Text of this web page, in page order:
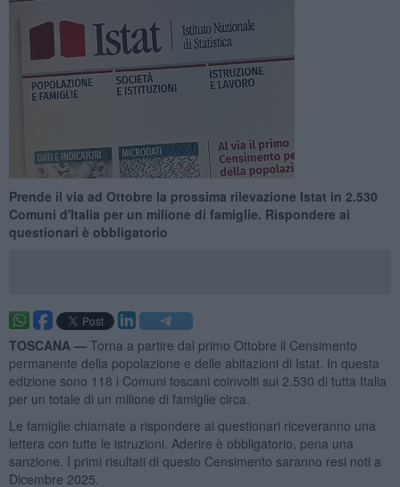
Prende il via ad Ottobre la prossima rilevazione Istat in 2.530
Comuni d'Italia per un milione di famiglie. Rispondere ai
questionari è obbligatorio
TOSCANA — Torna a partire dal primo Ottobre il Censimento
permanente della popolazione e delle abitazioni di Istat. In questa
edizione sono 118 i Comuni toscani coinvolti sui 2.530 di tutta Italia
per un totale di un milione di famiglie circa.
Le famiglie chiamate a rispondere ai questionari riceveranno una
lettera con tutte le istruzioni. Aderire è obbligatorio, pena una
sanzione. I primi risultati di questo Censimento saranno resi noti a
Dicembre 2025.